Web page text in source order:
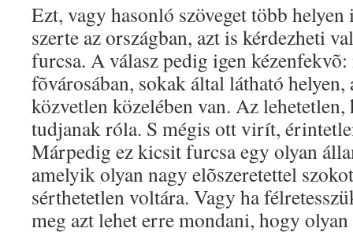
Ezt, vagy hasonló szöveget több
szerte az országban, azt is kérdezheti
furcsa. A válasz pedig igen
fõvárosában, sokak által látható helyen,
közvetlen közelében van. Az
tudjanak róla. S mégis ott virít,
Márpedig ez kicsit furcsa egy olyan
amelyik olyan nagy elõszeretettel
sérthetetlen voltára. Vagy ha
meg azt lehet erre mondani, hogy olyan